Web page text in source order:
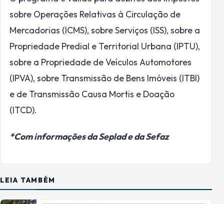
sobre Operações Relativas à Circulação de
Mercadorias (ICMS), sobre Serviços (ISS), sobre a
Propriedade Predial e Territorial Urbana (IPTU),
sobre a Propriedade de Veículos Automotores
(IPVA), sobre Transmissão de Bens Imóveis (ITBI)
e de Transmissão Causa Mortis e Doação
(ITCD).
*Com informações da Seplad e da Sefaz
LEIA TAMBÉM